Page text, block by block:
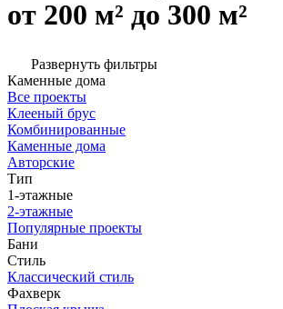
от 200 м² до 300 м²
Развернуть фильтры
Каменные дома
Все проекты
Клееный брус
Комбинированные
Каменные дома
Авторские
Тип
1-этажные
2-этажные
Популярные проекты
Бани
Стиль
Классический стиль
Фахверк